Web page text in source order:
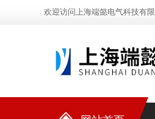
欢迎访问上海端懿电气科技有限